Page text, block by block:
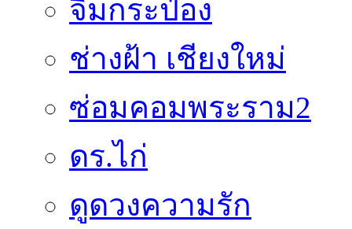
จิ๋มกระป๋อง
ช่างฝ้า เชียงใหม่
ซ่อมคอมพระราม2
ดร.ไก่
ดูดวงความรัก